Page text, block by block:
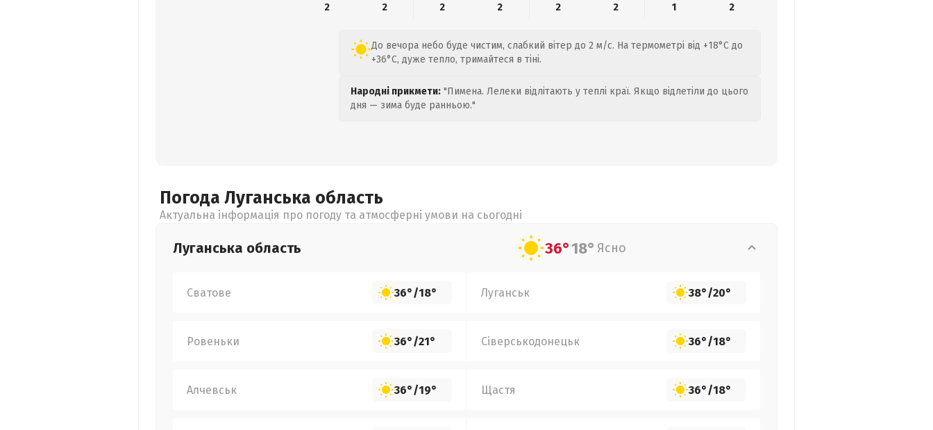
2
2 2 2 2 2 1 2
До вечора небо буде чистим, слабкий вітер до 2 м/с. На термометрі від +18°C до
+36°C, дуже тепло, тримайтеся в тіні.
Народні прикмети: "Пимена. Лелеки відлітають у теплі краї. Якщо відлетіли до цього
дня — зима буде ранньою."
Погода Луганська область
Актуальна інформація про погоду та атмосферні умови на сьогодні
Луганська область 36°18° Ясно
Сватове 36°/18° Луганськ 38°/20°
Ровеньки 36°/21° Сіверськодонецьк 36°/18°
Алчевськ 36°/19° Щастя 36°/18°